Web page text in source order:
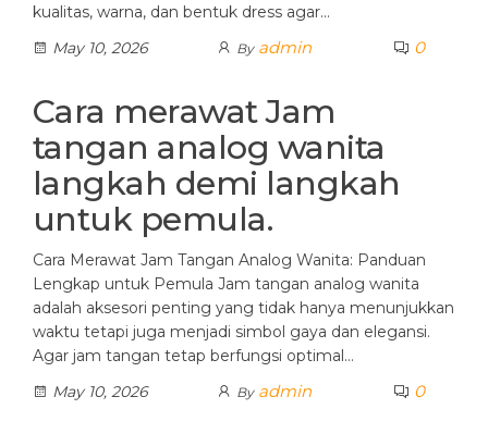
kualitas, warna, dan bentuk dress agar…
May 10, 2026
By admin 0
Cara merawat Jam
tangan analog wanita
langkah demi langkah
untuk pemula.
Cara Merawat Jam Tangan Analog Wanita: Panduan
Lengkap untuk Pemula Jam tangan analog wanita
adalah aksesori penting yang tidak hanya menunjukkan
waktu tetapi juga menjadi simbol gaya dan elegansi.
Agar jam tangan tetap berfungsi optimal…
May 10, 2026
By admin 0